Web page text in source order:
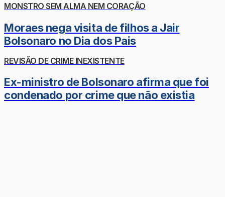
MONSTRO SEM ALMA NEM CORAÇÃO
Moraes nega visita de filhos a Jair
Bolsonaro no Dia dos Pais
REVISÃO DE CRIME INEXISTENTE
Ex-ministro de Bolsonaro afirma que foi
condenado por crime que não existia